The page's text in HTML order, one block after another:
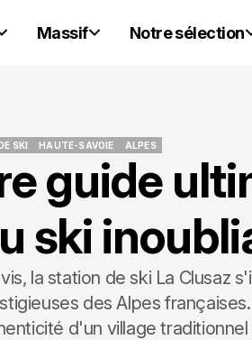
Massif Notre sélection
SKI
SKI
HAUTE-SAVOIE
HAUTE-SAVOIE
ALPES
ALPES
guide
ski
la station de ski La Clusaz
des Alpes
d'un village